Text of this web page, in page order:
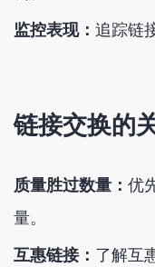
监控表现： 追踪链
链接交换的
质量胜过数量： 优
量。
互惠链接： 了解互